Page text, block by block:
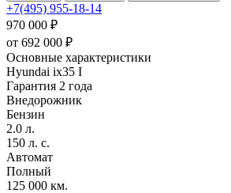
+7(495) 955-18-14
970 000 ₽
от 692 000 ₽
Основные характеристики
Hyundai ix35 I
Гарантия 2 года
Внедорожник
Бензин
2.0 л.
150 л. с.
Автомат
Полный
125 000 км.